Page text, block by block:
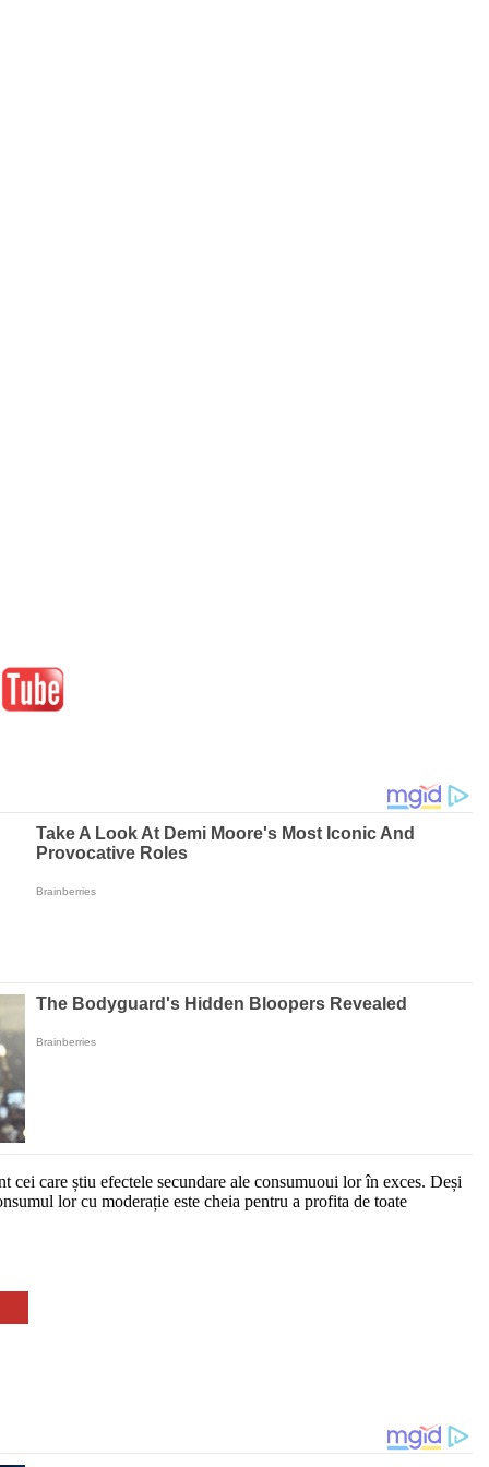
care știu efectele secundare ale consumuoui lor în exces. Deși
lor cu moderație este cheia pentru a profita de toate